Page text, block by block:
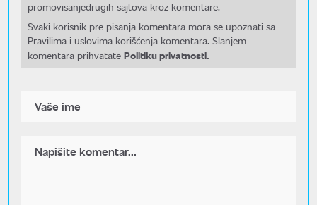
promovisanjedrugih sajtova kroz komentare.
Svaki korisnik pre pisanja komentara mora se upoznati sa
Pravilima i uslovima korišćenja komentara. Slanjem
komentara prihvatate Politiku privatnosti.